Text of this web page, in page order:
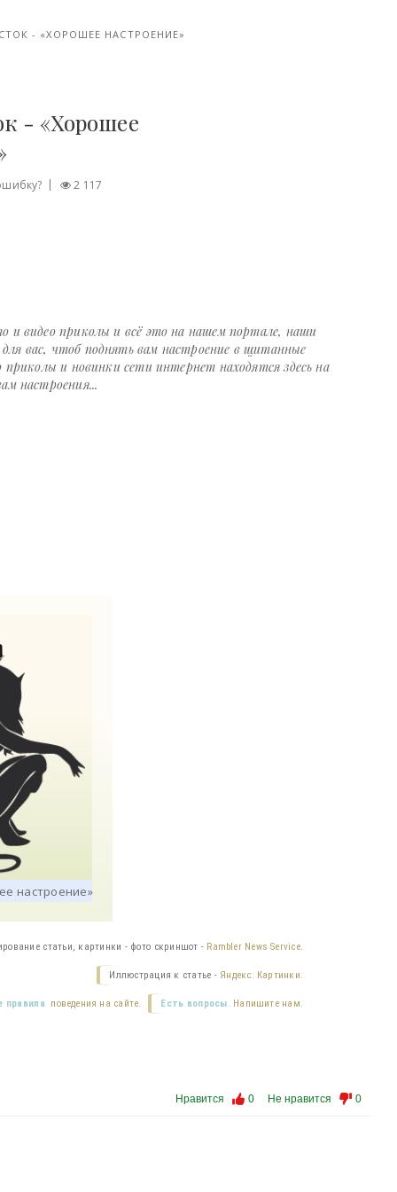
- «ХОРОШЕЕ НАСТРОЕНИЕ»
- «Хорошее
2 117
и видео приколы и всё это на нашем портале, наши
вас, чтоб поднять вам настроение в щитанные
приколы и новинки сети интернет находятся здесь на
настроения...
статьи, картинки - фото скриншот - Rambler News Service.
Иллюстрация к статье - Яндекс. Картинки.
Есть вопросы. Напишите нам.
правила поведения на сайте.
Нравится 0 Не нравится 0